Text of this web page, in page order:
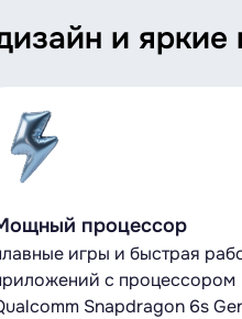
и яркие
процессор
игры и быстрая
с процессором
Snapdragon 6s